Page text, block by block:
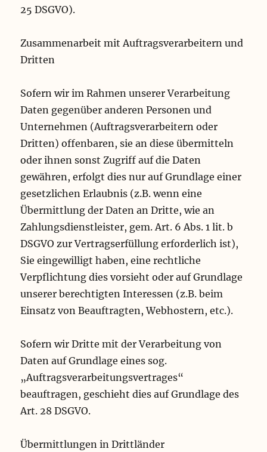
25 DSGVO).
Zusammenarbeit mit Auftragsverarbeitern und
Dritten
Sofern wir im Rahmen unserer Verarbeitung
Daten gegenüber anderen Personen und
Unternehmen (Auftragsverarbeitern oder
Dritten) offenbaren, sie an diese übermitteln
oder ihnen sonst Zugriff auf die Daten
gewähren, erfolgt dies nur auf Grundlage einer
gesetzlichen Erlaubnis (z.B. wenn eine
Übermittlung der Daten an Dritte, wie an
Zahlungsdienstleister, gem. Art. 6 Abs. 1 lit. b
DSGVO zur Vertragserfüllung erforderlich ist),
Sie eingewilligt haben, eine rechtliche
Verpflichtung dies vorsieht oder auf Grundlage
unserer berechtigten Interessen (z.B. beim
Einsatz von Beauftragten, Webhostern, etc.).
Sofern wir Dritte mit der Verarbeitung von
Daten auf Grundlage eines sog.
„Auftragsverarbeitungsvertrages“
beauftragen, geschieht dies auf Grundlage des
Art. 28 DSGVO.
Übermittlungen in Drittländer